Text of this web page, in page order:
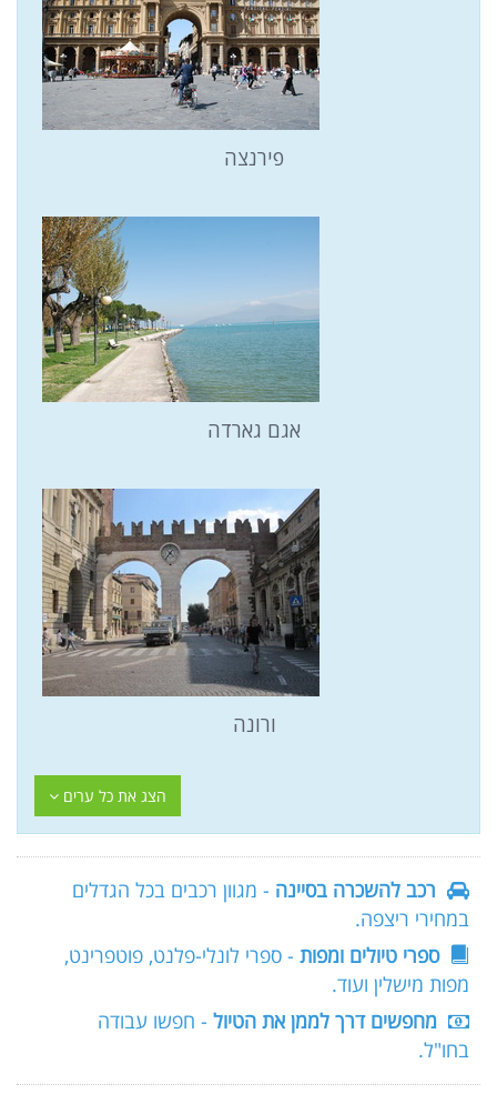
פירנצה
אגם גארדה
ורונה
הצג את כל ערים
רכב להשכרה בסיינה - מגוון רכבים בכל הגדלים
במחירי ריצפה.
ספרי טיולים ומפות - ספרי לונלי-פלנט, פוטפרינט,
מפות מישלין ועוד.
מחפשים דרך לממן את הטיול - חפשו עבודה
בחו"ל.